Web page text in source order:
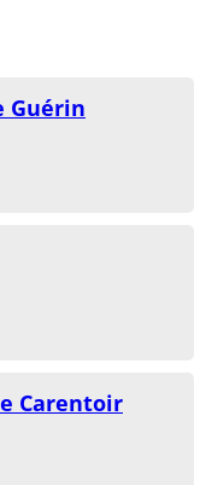
Guérin
Carentoir